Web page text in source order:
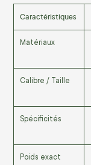
Caractéristiques
Matériaux
Calibre / Taille
Spécificités
Poids exact